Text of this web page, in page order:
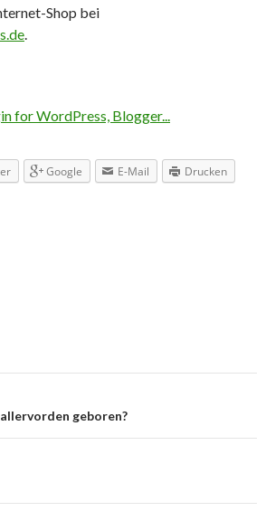
Shop bei
Google E-Mail Drucken
geboren?